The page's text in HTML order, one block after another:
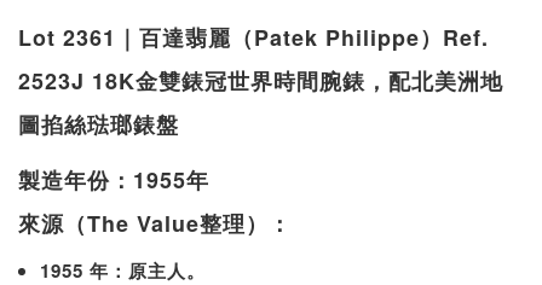
Lot 2361｜百達翡麗（Patek Philippe）Ref.
2523J 18K金雙錶冠世界時間腕錶，配北美洲地
圖掐絲琺瑯錶盤
製造年份：1955年
來源（The Value整理）：
1955 年：原主人。